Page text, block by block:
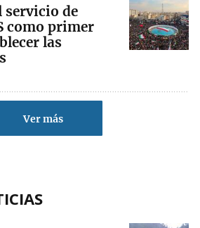
servicio de
como primer
las
Ver más